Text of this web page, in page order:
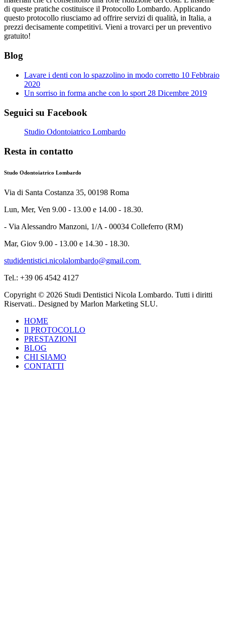
di queste pratiche costituisce il Protocollo Lombardo. Applicando
questo protocollo riusciamo ad offrire servizi di qualità, in Italia, a
prezzi decisamente competitivi. Vieni a trovarci per un preventivo
gratuito!
Blog
Lavare i denti con lo spazzolino in modo corretto 10 Febbraio
2020
Un sorriso in forma anche con lo sport 28 Dicembre 2019
Seguici su Facebook
Studio Odontoiatrico Lombardo
Resta in contatto
Studo Odontoiatrico Lombardo
Via di Santa Costanza 35, 00198 Roma
Lun, Mer, Ven 9.00 - 13.00 e 14.00 - 18.30.
- Via Alessandro Manzoni, 1/A - 00034 Colleferro (RM)
Mar, Giov 9.00 - 13.00 e 14.30 - 18.30.
studidentistici.nicolalombardo@gmail.com
Tel.: +39 06 4542 4127
Copyright © 2026 Studi Dentistici Nicola Lombardo. Tutti i diritti
Riservati.. Designed by Marlon Marketing SLU.
HOME
Il PROTOCOLLO
PRESTAZIONI
BLOG
CHI SIAMO
CONTATTI